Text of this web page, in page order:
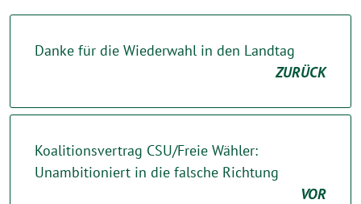
Danke für die Wiederwahl in den Landtag
ZURÜCK
Koalitionsvertrag CSU/Freie Wähler:
Unambitioniert in die falsche Richtung
VOR